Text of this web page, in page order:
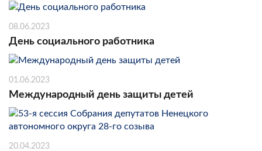
08.06.2023
День социального работника
01.06.2023
Международный день защиты детей
20.04.2023